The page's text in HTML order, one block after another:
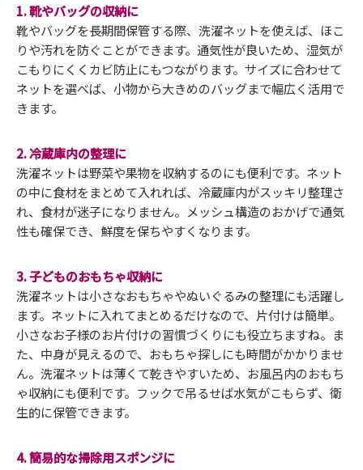
1. 靴やバッグの収納に
靴やバッグを長期間保管する際、洗濯ネットを使えば、ほこ
りや汚れを防ぐことができます。通気性が良いため、湿気が
こもりにくくカビ防止にもつながります。サイズに合わせて
ネットを選べば、小物から大きめのバッグまで幅広く活用で
きます。
2. 冷蔵庫内の整理に
洗濯ネットは野菜や果物を収納するのにも便利です。ネット
の中に食材をまとめて入れれば、冷蔵庫内がスッキリ整理さ
れ、食材が迷子になりません。メッシュ構造のおかげで通気
性も確保でき、鮮度を保ちやすくなります。
3. 子どものおもちゃ収納に
洗濯ネットは小さなおもちゃやぬいぐるみの整理にも活躍し
ます。ネットに入れてまとめるだけなので、片付けは簡単。
小さなお子様のお片付けの習慣づくりにも役立ちますね。ま
た、中身が見えるので、おもちゃ探しにも時間がかかりませ
ん。洗濯ネットは薄くて乾きやすいため、お風呂内のおもち
ゃ収納にも便利です。フックで吊るせば水気がこもらず、衛
生的に保管できます。
4. 簡易的な掃除用スポンジに